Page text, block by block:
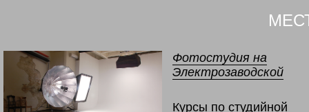
Фотостудия на
Электрозаводской
Курсы по студийной